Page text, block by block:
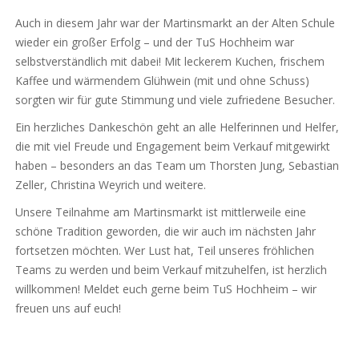
Auch in diesem Jahr war der Martinsmarkt an der Alten Schule
wieder ein großer Erfolg – und der TuS Hochheim war
selbstverständlich mit dabei! Mit leckerem Kuchen, frischem
Kaffee und wärmendem Glühwein (mit und ohne Schuss)
sorgten wir für gute Stimmung und viele zufriedene Besucher.
Ein herzliches Dankeschön geht an alle Helferinnen und Helfer,
die mit viel Freude und Engagement beim Verkauf mitgewirkt
haben – besonders an das Team um Thorsten Jung, Sebastian
Zeller, Christina Weyrich und weitere.
Unsere Teilnahme am Martinsmarkt ist mittlerweile eine
schöne Tradition geworden, die wir auch im nächsten Jahr
fortsetzen möchten. Wer Lust hat, Teil unseres fröhlichen
Teams zu werden und beim Verkauf mitzuhelfen, ist herzlich
willkommen! Meldet euch gerne beim TuS Hochheim – wir
freuen uns auf euch!